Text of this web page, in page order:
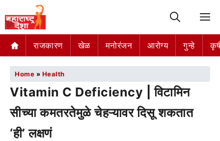
राजकारण खेळ मनोरंजन आरोग्य गुन्हे
Home » Health
Vitamin C Deficiency | विटामिन
सीच्या कमतरतेमुळे चेहऱ्यावर दिसू शकतात
‘ही’ लक्षणं